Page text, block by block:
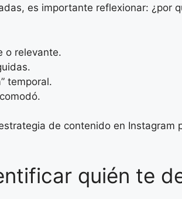
es importante reflexionar: ¿por
o relevante.
temporal.
de contenido en
quién te